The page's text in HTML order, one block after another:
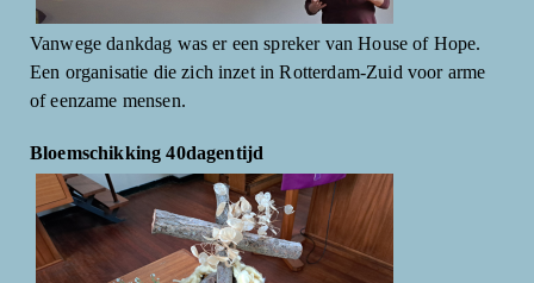
Vanwege dankdag was er een spreker van House of Hope.
Een organisatie die zich inzet in Rotterdam-Zuid voor arme
of eenzame mensen.
Bloemschikking 40dagentijd